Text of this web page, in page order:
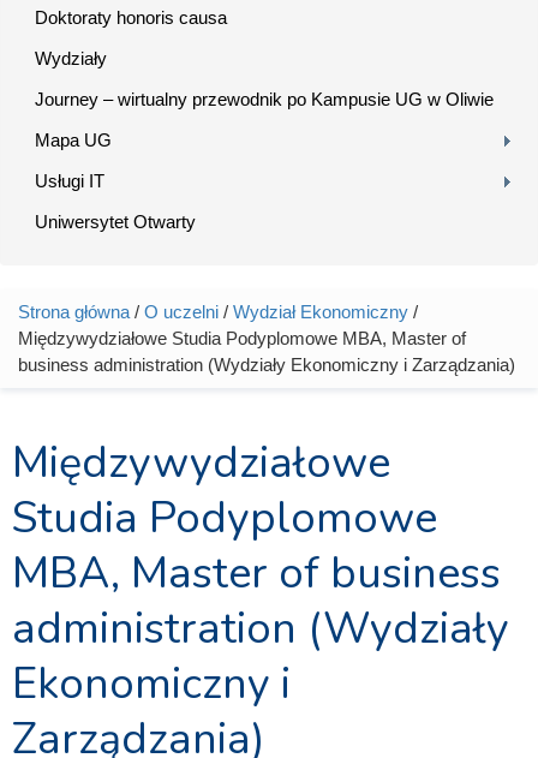
Doktoraty honoris causa
Wydziały
Journey – wirtualny przewodnik po Kampusie UG w Oliwie
Mapa UG
Usługi IT
Uniwersytet Otwarty
Jesteś tutaj
Strona główna / O uczelni / Wydział Ekonomiczny /
Międzywydziałowe Studia Podyplomowe MBA, Master of
business administration (Wydziały Ekonomiczny i Zarządzania)
Międzywydziałowe
Studia Podyplomowe
MBA, Master of business
administration (Wydziały
Ekonomiczny i
Zarządzania)